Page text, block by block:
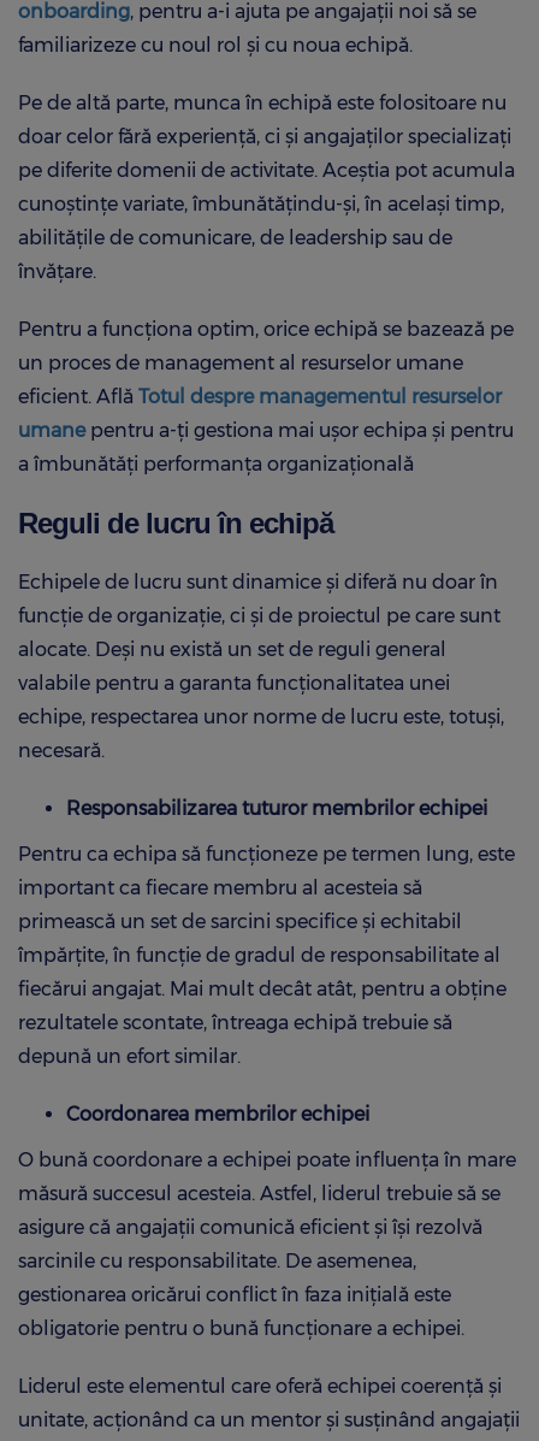
onboarding, pentru a-i ajuta pe angajații noi să se
familiarizeze cu noul rol și cu noua echipă.
Pe de altă parte, munca în echipă este folositoare nu
doar celor fără experiență, ci și angajaților specializați
pe diferite domenii de activitate. Aceștia pot acumula
cunoștințe variate, îmbunătățindu-și, în același timp,
abilitățile de comunicare, de leadership sau de
învățare.
Pentru a funcționa optim, orice echipă se bazează pe
un proces de management al resurselor umane
eficient. Află Totul despre managementul resurselor
umanepentru a-ți gestiona mai ușor echipa și pentru
a îmbunătăți performanța organizațională
Reguli de lucru în echipă
Echipele de lucru sunt dinamice și diferă nu doar în
funcție de organizație, ci și de proiectul pe care sunt
alocate. Deși nu există un set de reguli general
valabile pentru a garanta funcționalitatea unei
echipe, respectarea unor norme de lucru este, totuși,
necesară.
Responsabilizarea tuturor membrilor echipei
Pentru ca echipa să funcționeze pe termen lung, este
important ca fiecare membru al acesteia să
primească un set de sarcini specifice și echitabil
împărțite, în funcție de gradul de responsabilitate al
fiecărui angajat. Mai mult decât atât, pentru a obține
rezultatele scontate, întreaga echipă trebuie să
depună un efort similar.
Coordonarea membrilor echipei
O bună coordonare a echipei poate influența în mare
măsură succesul acesteia. Astfel, liderul trebuie să se
asigure că angajații comunică eficient și își rezolvă
sarcinile cu responsabilitate. De asemenea,
gestionarea oricărui conflict în faza inițială este
obligatorie pentru o bună funcționare a echipei.
Liderul este elementul care oferă echipei coerență și
unitate, acționând ca un mentor și susținând angajații